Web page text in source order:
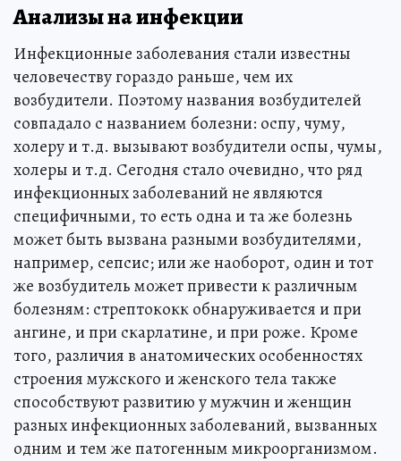
Анализы на инфекции
Инфекционные заболевания стали известны
человечеству гораздо раньше, чем их
возбудители. Поэтому названия возбудителей
совпадало с названием болезни: оспу, чуму,
холеру и т.д. вызывают возбудители оспы, чумы,
холеры и т.д. Сегодня стало очевидно, что ряд
инфекционных заболеваний не являются
специфичными, то есть одна и та же болезнь
может быть вызвана разными возбудителями,
например, сепсис; или же наоборот, один и тот
же возбудитель может привести к различным
болезням: стрептококк обнаруживается и при
ангине, и при скарлатине, и при роже. Кроме
того, различия в анатомических особенностях
строения мужского и женского тела также
способствуют развитию у мужчин и женщин
разных инфекционных заболеваний, вызванных
одним и тем же патогенным микроорганизмом.